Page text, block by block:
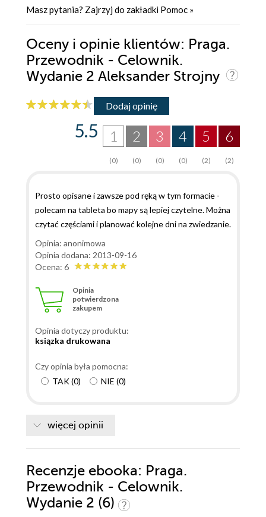
Masz pytania? Zajrzyj do zakładki Pomoc »
Oceny i opinie klientów: Praga.
Przewodnik - Celownik.
Wydanie 2 Aleksander Strojny
Dodaj opinię
6
(2)
5
(2)
4
(0)
3
(0)
2
(0)
1
(0)
5.5
Prosto opisane i zawsze pod ręką w tym formacie -
polecam na tableta bo mapy są lepiej czytelne. Można
czytać częściami i planować kolejne dni na zwiedzanie.
Opinia: anonimowa
Opinia dodana: 2013-09-16
Ocena: 6
Opinia
potwierdzona
zakupem
Opinia dotyczy produktu:
ksiązka drukowana
Czy opinia była pomocna:
TAK(0) NIE (0)
więcej opinii
Recenzje ebooka: Praga.
Przewodnik - Celownik.
Wydanie 2 (6)